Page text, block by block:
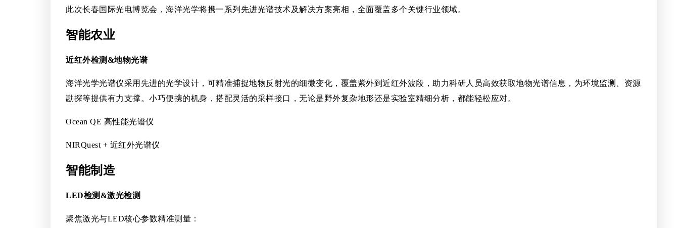
此次长春国际光电博览会，海洋光学将携一系列先进光谱技术及解决方案亮相，全面覆盖多个关键行业领域。
智能农业
近红外检测&地物光谱
海洋光学光谱仪采用先进的光学设计，可精准捕捉地物反射光的细微变化，覆盖紫外到近红外波段，助力科研人员高效获取地物光谱信息，为环境监测、资源
勘探等提供有力支撑。小巧便携的机身，搭配灵活的采样接口，无论是野外复杂地形还是实验室精细分析，都能轻松应对。
Ocean QE 高性能光谱仪
NIRQuest + 近红外光谱仪
智能制造
LED检测&激光检测
聚焦激光与LED核心参数精准测量：